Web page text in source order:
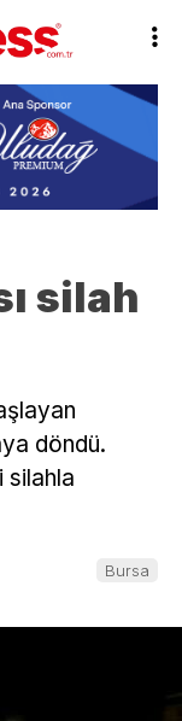
silah
döndü.
silahla
Bursa